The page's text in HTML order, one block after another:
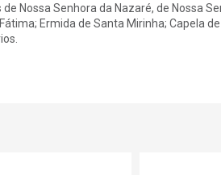
Nossa Senhora da Nazaré, de Nossa
Ermida de Santa Mirinha; Capela